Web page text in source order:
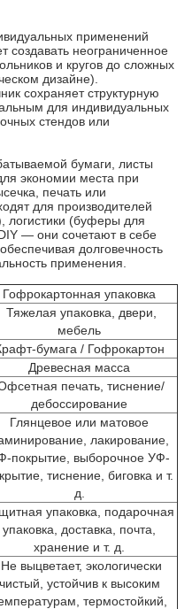
применений
создавать неограниченное
и кругов до сложных
дизайне).
сохраняет структурную
для индивидуальных
стендов или
бумаги, листы
экономии места при
печать или
для производителей
логистики (буферы для
— они сочетают в себе
долговечность
применения.
Гофрокартонная упаковка
Тяжелая упаковка, двери,
мебель
бумага / Гофрокартон
Древесная масса
печать, тиснение/
дебоссирование
Глянцевое или матовое
лакирование,
покрытие, выборочное УФ-
тиснение, биговка и т.
д.
упаковка, подарочная
упаковка, доставка, почта,
хранение и т. д.
Не выцветает, экологически
чистый, устойчив к высоким
термостойкий,